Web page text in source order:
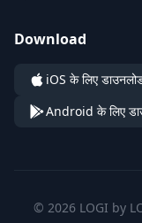
Download
iOS के लिए
Android के लिए
© 2026 LOGI by